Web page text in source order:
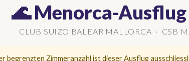
🌊 Menorca-
CLUB SUIZO BALEAR MALLORCA · CSB
begrenzten Zimmeranzahl ist dieser Ausflug